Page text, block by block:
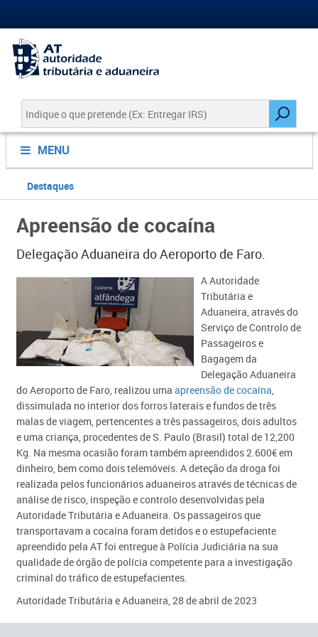
MENU
Destaques
Apreensão de cocaína
Delegação Aduaneira do Aeroporto de Faro.
​A Autoridade
Tributária e
Aduaneira, através do
Serviço de Controlo de
Passageiros e
Bagagem da
Delegação Aduaneira
do Aeroporto de Faro, realizou uma apreensão de cocaína,
dissimulada no interior dos forros laterais e fundos de três
malas de viagem, pertencentes a três passageiros, dois adultos
e uma criança, procedentes de S. Paulo (Brasil) total de 12,200
Kg. Na mesma ocasião foram também apreendidos 2.600€ em
dinheiro, bem como dois telemóveis. A deteção da droga foi
realizada pelos funcionários aduaneiros através de técnicas de
análise de risco, inspeção e controlo desenvolvidas pela
Autoridade Tributária e Aduaneira. Os passageiros que
transportavam a cocaína foram detidos e o estupefaciente
apreendido pela AT foi entregue à Polícia Judiciária na sua
qualidade de órgão de polícia competente para a investigação
criminal do tráfico de estupefacientes.
Autoridade Tributária e Aduaneira, 28 de abril de 2023